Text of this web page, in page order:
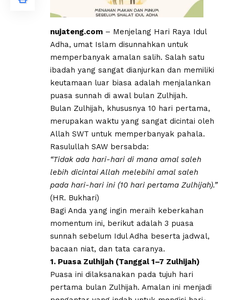
​nujateng.com – Menjelang Hari Raya Idul
Adha, umat Islam disunnahkan untuk
memperbanyak amalan salih. Salah satu
ibadah yang sangat dianjurkan dan memiliki
keutamaan luar biasa adalah menjalankan
puasa sunnah di awal bulan Zulhijah.
Bulan Zulhijah, khususnya 10 hari pertama,
merupakan waktu yang sangat dicintai oleh
Allah SWT untuk memperbanyak pahala.
Rasulullah SAW bersabda:
“Tidak ada hari-hari di mana amal saleh
lebih dicintai Allah melebihi amal saleh
pada hari-hari ini (10 hari pertama Zulhijah).”
(HR. Bukhari)
Bagi Anda yang ingin meraih keberkahan
momentum ini, berikut adalah 3 puasa
sunnah sebelum Idul Adha beserta jadwal,
bacaan niat, dan tata caranya.
​1. Puasa Zulhijah (Tanggal 1–7 Zulhijah)
​Puasa ini dilaksanakan pada tujuh hari
pertama bulan Zulhijah. Amalan ini menjadi